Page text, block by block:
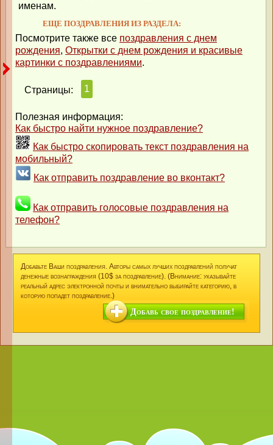
именам.
ЕЩЕ ПОЗДРАВЛЕНИЯ ИЗ РАЗДЕЛА:
Посмотрите также все поздравления с днем
рождения, Открытки с днем рождения и красивые
картинки с поздравлениями.
Страницы: 1
Полезная информация:
Как быстро найти нужное поздравление?
Как быстро скопировать текст поздравления на
мобильный?
Как отправить поздравление во вконтакт?
Как отправить голосовые поздравления на
телефон?
Добавьте Ваши поздравления. Авторы самых лучших поздравлений получат
денежные вознаграждения (10$ за поздравление). (Внимание: указывайте
реальный адрес электронной почты и внимательно выбирайте категорию, в
которую попадет поздравление.)
Добавь свое поздравление!